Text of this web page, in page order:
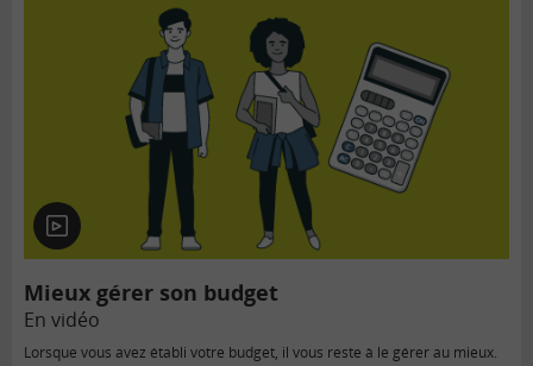
En
vidéo
Mieux gérer son budget
En vidéo
Lorsque vous avez établi votre budget, il vous reste à le gérer au mieux.